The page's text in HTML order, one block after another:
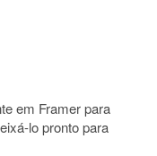
em Framer para
lo pronto para